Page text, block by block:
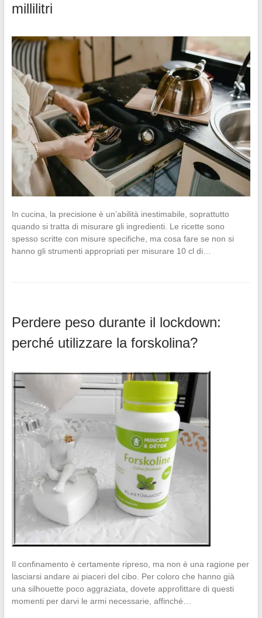
millilitri
In cucina, la precisione è un’abilità inestimabile, soprattutto
quando si tratta di misurare gli ingredienti. Le ricette sono
spesso scritte con misure specifiche, ma cosa fare se non si
hanno gli strumenti appropriati per misurare 10 cl di…
Perdere peso durante il lockdown:
perché utilizzare la forskolina?
Il confinamento è certamente ripreso, ma non è una ragione per
lasciarsi andare ai piaceri del cibo. Per coloro che hanno già
una silhouette poco aggraziata, dovete approfittare di questi
momenti per darvi le armi necessarie, affinché…